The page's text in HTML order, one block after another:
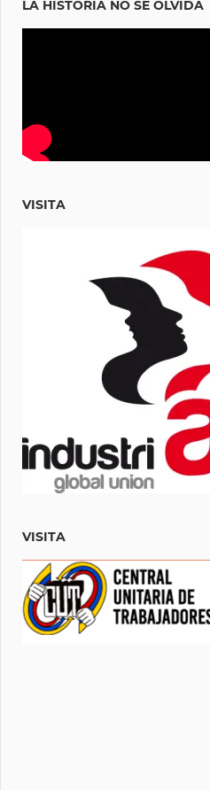
LA HISTORIA NO SE OLVIDA
VISITA
VISITA